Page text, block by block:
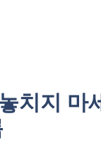
치지 마